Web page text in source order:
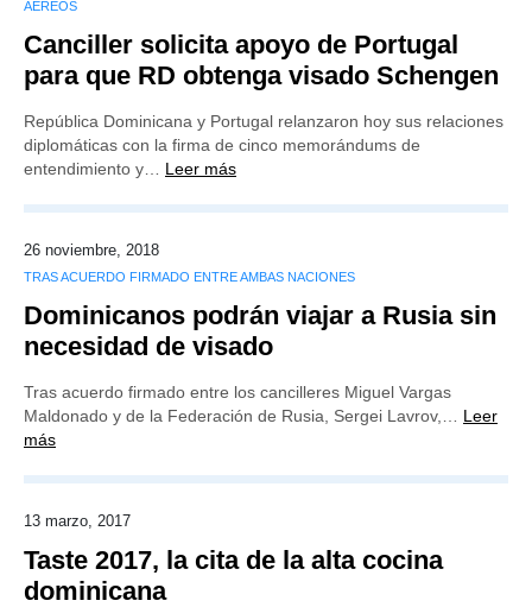
AÉREOS
Canciller solicita apoyo de Portugal
para que RD obtenga visado Schengen
República Dominicana y Portugal relanzaron hoy sus relaciones
diplomáticas con la firma de cinco memorándums de
entendimiento y… Leer más
26 noviembre, 2018
TRAS ACUERDO FIRMADO ENTRE AMBAS NACIONES
Dominicanos podrán viajar a Rusia sin
necesidad de visado
Tras acuerdo firmado entre los cancilleres Miguel Vargas
Maldonado y de la Federación de Rusia, Sergei Lavrov,… Leer
más
13 marzo, 2017
Taste 2017, la cita de la alta cocina
dominicana